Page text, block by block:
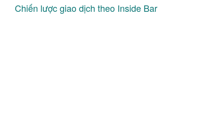
Chiến lược giao dịch theo Inside Bar